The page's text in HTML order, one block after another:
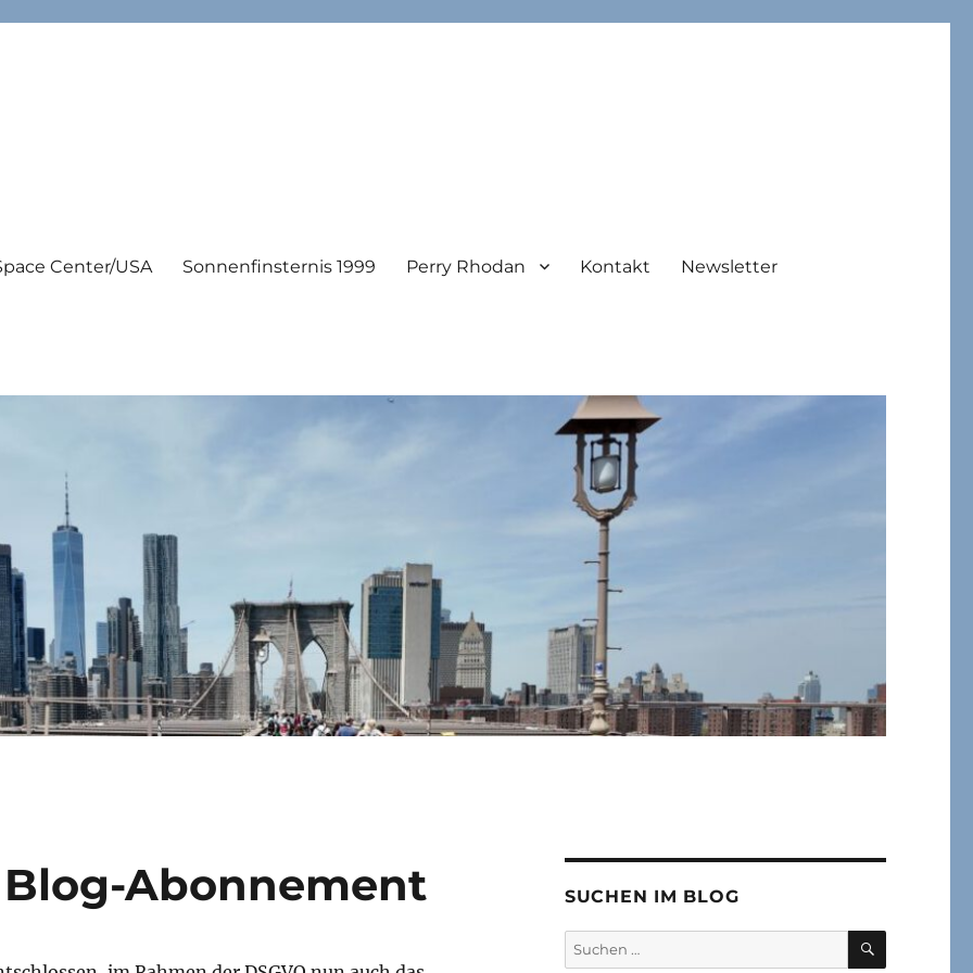
Center/USA Sonnenfinsternis 1999 Perry Rhodan Kontakt Newsletter
Abonnement SUCHEN IM BLOG
Suchen
nach:
SUCHEN